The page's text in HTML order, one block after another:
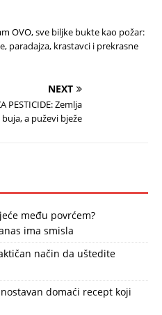
OVO, sve biljke bukte kao požar:
paradajza, krastavci i prekrasne
NEXT
PESTICIDE: Zemlja
buja, a puževi bježe
među povrćem?
ima smisla
način da uštedite
domaći recept koji